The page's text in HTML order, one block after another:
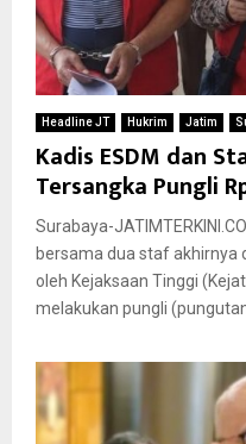
Headline JT Hukrim Jatim
Kadis ESDM dan
Tersangka Pungli
Surabaya-
bersama dua staf akhirnya
oleh Kejaksaan Tinggi
melakukan pungli (pungutan